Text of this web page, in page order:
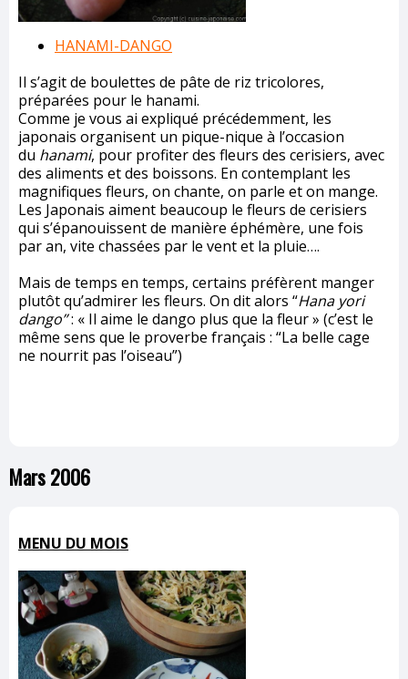
HANAMI-DANGO
Il s’agit de boulettes de pâte de riz tricolores,
préparées pour le hanami.
Comme je vous ai expliqué précédemment, les
japonais organisent un pique-nique à l’occasion
du hanami, pour profiter des fleurs des cerisiers, avec
des aliments et des boissons. En contemplant les
magnifiques fleurs, on chante, on parle et on mange.
Les Japonais aiment beaucoup le fleurs de cerisiers
qui s’épanouissent de manière éphémère, une fois
par an, vite chassées par le vent et la pluie….
Mais de temps en temps, certains préfèrent manger
plutôt qu’admirer les fleurs. On dit alors “Hana yori
dango”: « Il aime le dango plus que la fleur » (c’est le
même sens que le proverbe français : “La belle cage
ne nourrit pas l’oiseau”)
Mars 2006
MENU DU MOIS